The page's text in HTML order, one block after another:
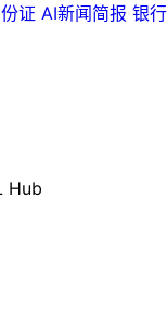
证 AI新闻简报 银
Hub